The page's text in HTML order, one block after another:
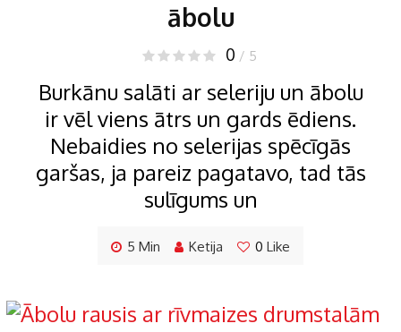
ābolu
0 / 5
Burkānu salāti ar seleriju un ābolu
ir vēl viens ātrs un gards ēdiens.
Nebaidies no selerijas spēcīgās
garšas, ja pareiz pagatavo, tad tās
sulīgums un
5 Min Ketija 0 Like